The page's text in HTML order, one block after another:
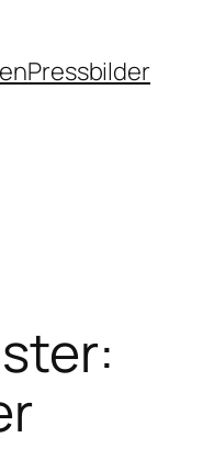
Pressbilder